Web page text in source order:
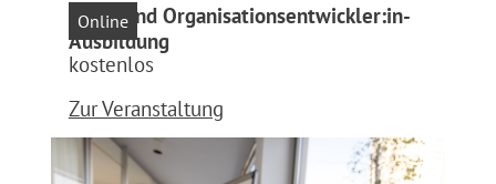
Infoabend Organisationsentwickler:in-
Ausbildung
Online
kostenlos
Zur Veranstaltung